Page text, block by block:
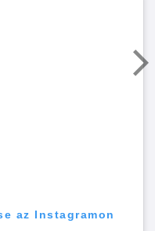
az Instagramon